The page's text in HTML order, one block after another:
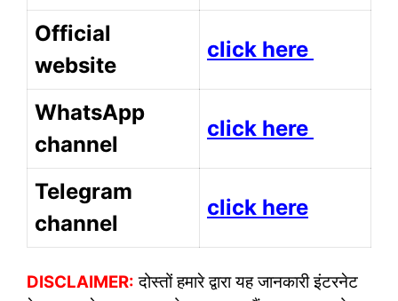
Official
website
click here
WhatsApp
channel
click here
Telegram
channel
click here
DISCLAIMER: दोस्तों हमारे द्वारा यह जानकारी इंटरनेट